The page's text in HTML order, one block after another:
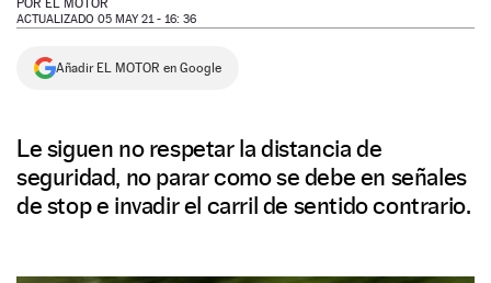
NEWSLETTER
POR EL MOTOR
ACTUALIZADO 05 MAY 21 - 16: 36
Añadir EL MOTOR en Google
Le siguen no respetar la distancia de
seguridad, no parar como se debe en señales
de stop e invadir el carril de sentido contrario.